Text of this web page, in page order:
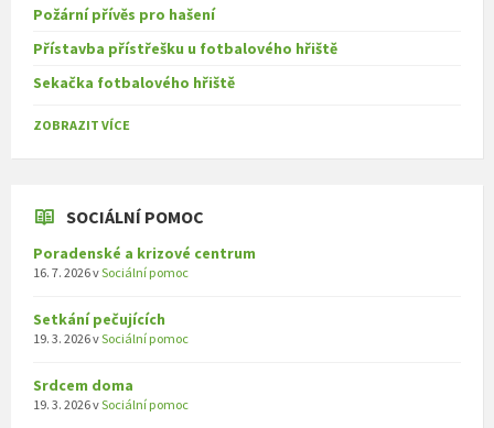
Požární přívěs pro hašení
Přístavba přístřešku u fotbalového hřiště
Sekačka fotbalového hřiště
ZOBRAZIT VÍCE
SOCIÁLNÍ POMOC
Poradenské a krizové centrum
16. 7. 2026vSociální pomoc
Setkání pečujících
19. 3. 2026vSociální pomoc
Srdcem doma
19. 3. 2026vSociální pomoc